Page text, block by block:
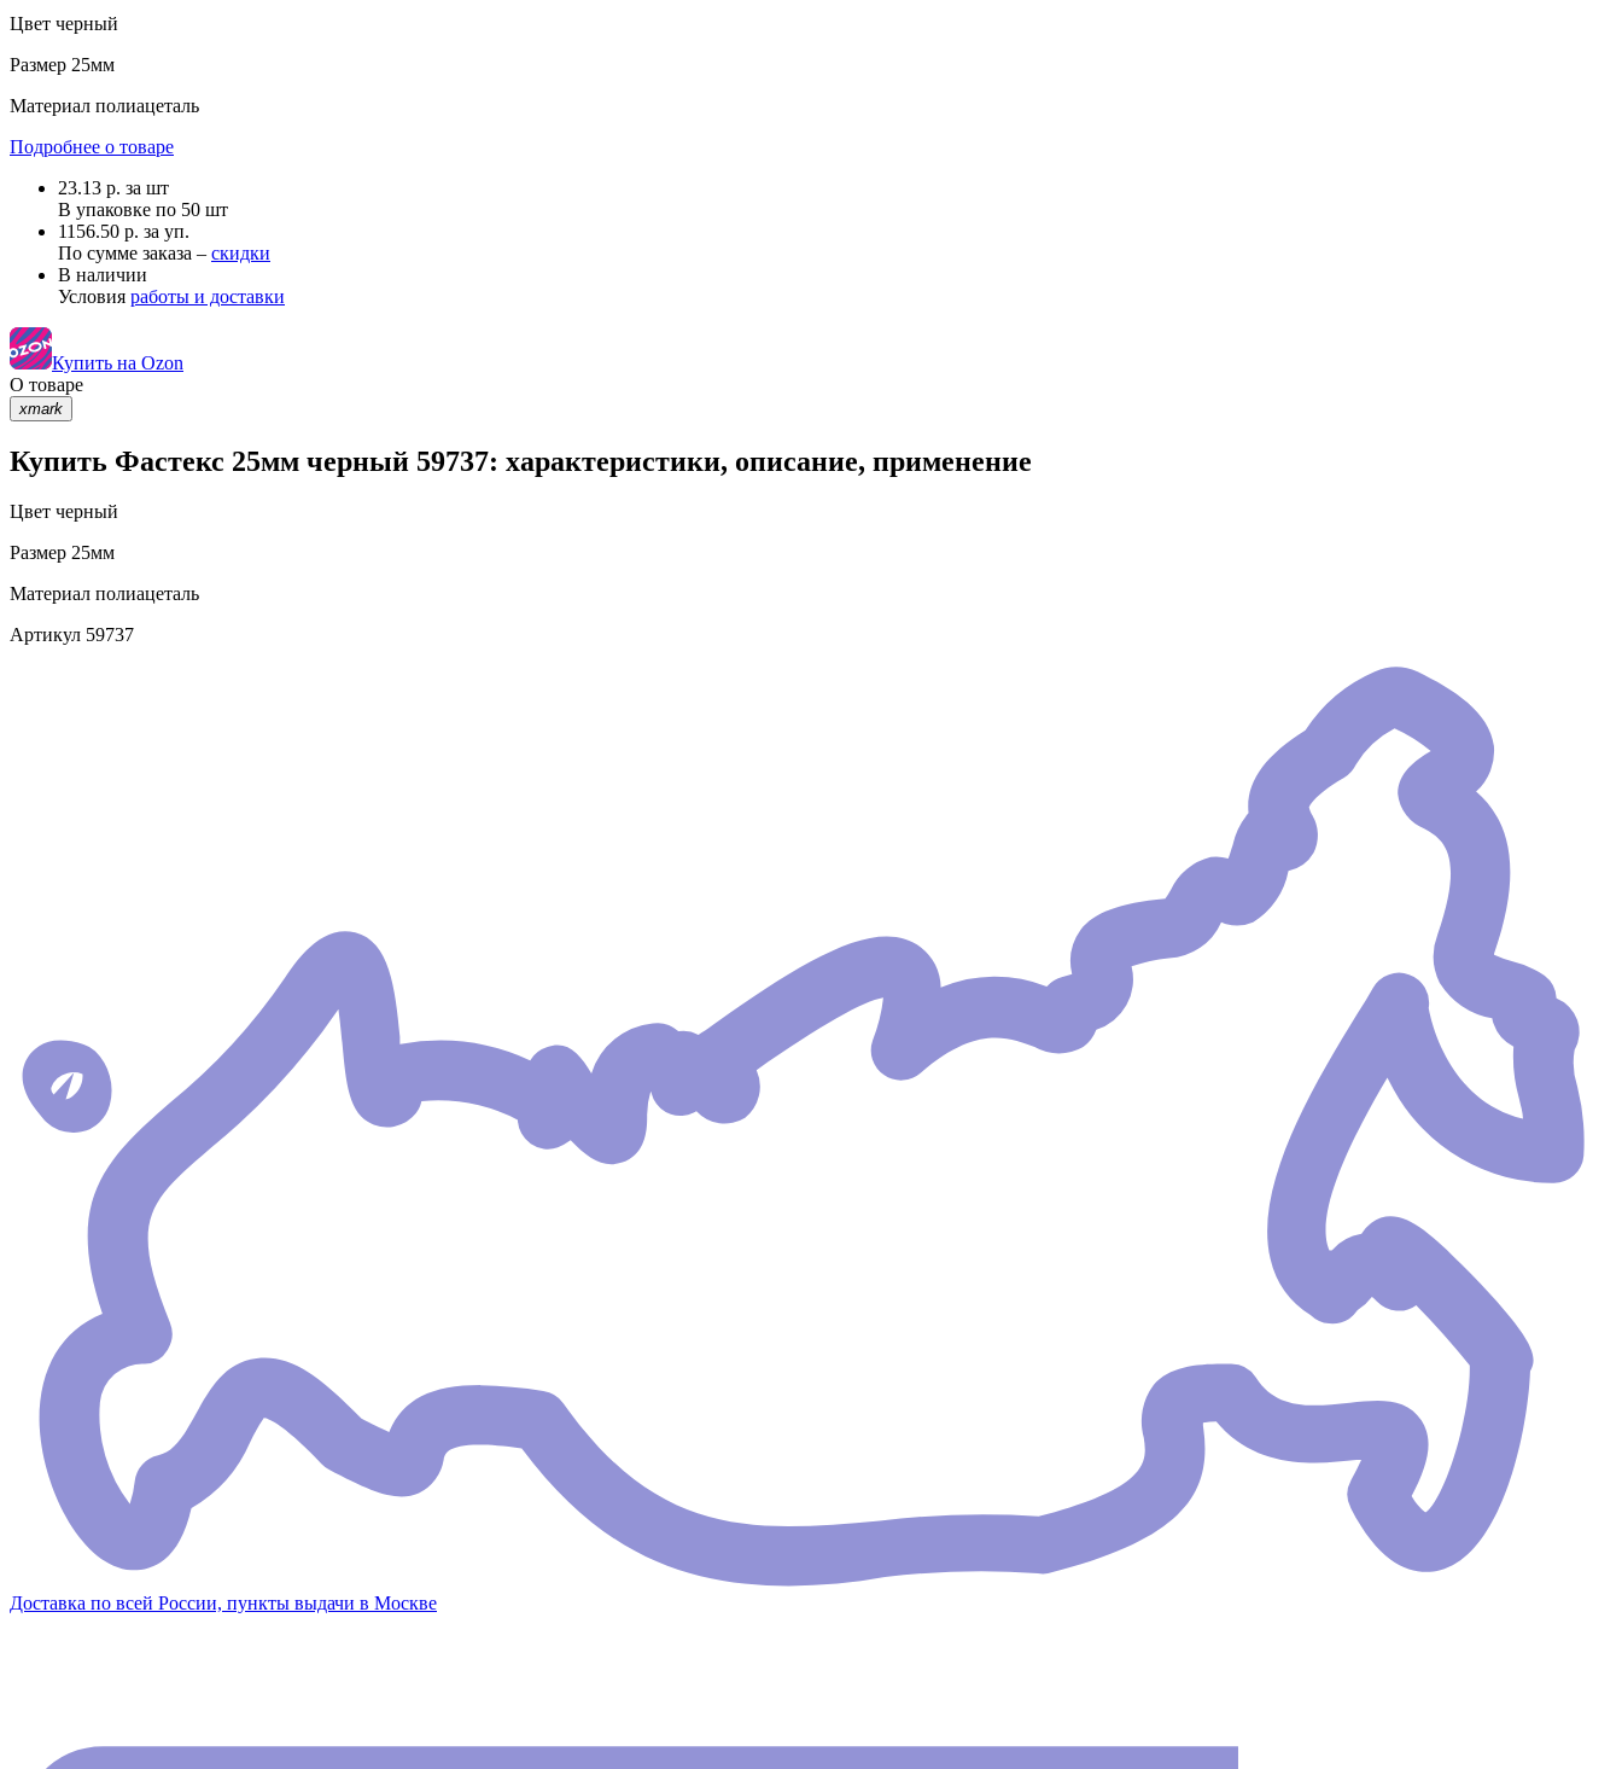
Цвет черный
Размер 25мм
Материал полиацеталь
Подробнее о товаре
23.13 р. за шт
В упаковке по 50 шт
1156.50 р. за уп.
По сумме заказа – скидки
В наличии
Условия работы и доставки
Купить на Ozon
О товаре
xmark
Купить Фастекс 25мм черный 59737: характеристики, описание, применение
Цвет черный
Размер 25мм
Материал полиацеталь
Артикул 59737
Доставка по всей России, пункты выдачи в Москве